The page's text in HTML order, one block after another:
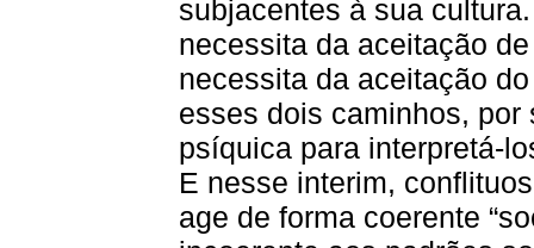
subjacentes à sua
necessita da aceitação
necessita da aceitação
esses dois caminhos,
psíquica para interpretá-
E nesse interim,
age de forma coerente